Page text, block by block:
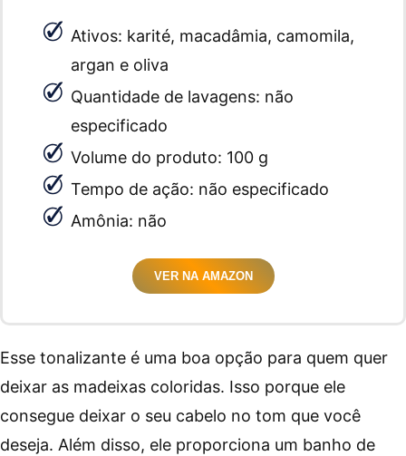
Ativos: karité, macadâmia, camomila,
argan e oliva
Quantidade de lavagens: não
especificado
Volume do produto: 100 g
Tempo de ação: não especificado
Amônia: não
VER NA AMAZON
Esse tonalizante é uma boa opção para quem quer
deixar as madeixas coloridas. Isso porque ele
consegue deixar o seu cabelo no tom que você
deseja. Além disso, ele proporciona um banho de